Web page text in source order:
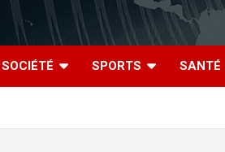
SOCIÉTÉ SPORTS SANTÉ